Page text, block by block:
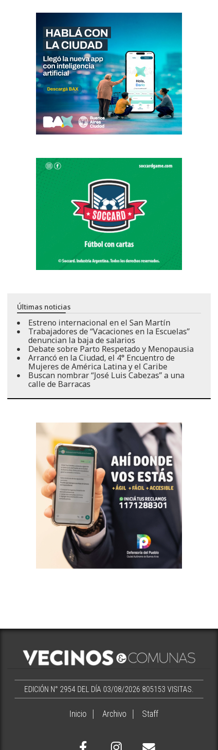
Últimas noticias
Estreno internacional en el San Martín
Trabajadores de “Vacaciones en la Escuelas”
denuncian la baja de salarios
Debate sobre Parto Respetado y Menopausia
Arrancó en la Ciudad, el 4° Encuentro de
Mujeres de América Latina y el Caribe
Buscan nombrar “José Luis Cabezas” a una
calle de Barracas
EDICIÓN N° 2954 DEL DÍA 03/08/2026 805153 VISITAS.
Inicio Archivo Staff